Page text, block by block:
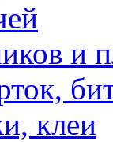
и
клеи